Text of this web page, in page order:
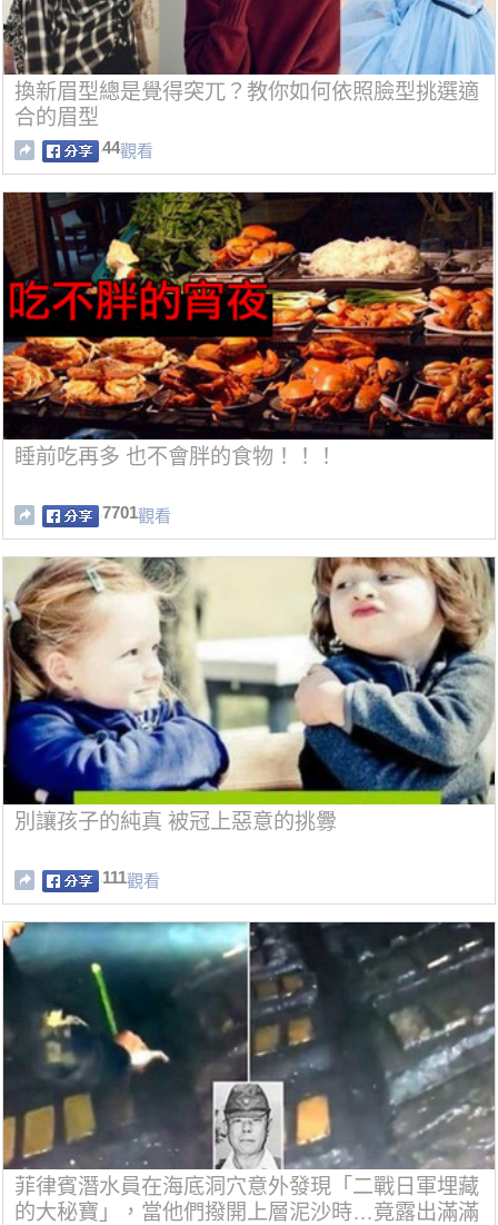
換新眉型總是覺得突兀？教你如何依照臉型挑選適
合的眉型
44觀看
睡前吃再多 也不會胖的食物！！！
7701觀看
別讓孩子的純真 被冠上惡意的挑釁
111觀看
菲律賓潛水員在海底洞穴意外發現「二戰日軍埋藏
的大秘寶」，當他們撥開上層泥沙時…竟露出滿滿